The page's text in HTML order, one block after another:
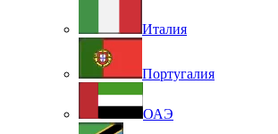
Италия
Португалия
ОАЭ